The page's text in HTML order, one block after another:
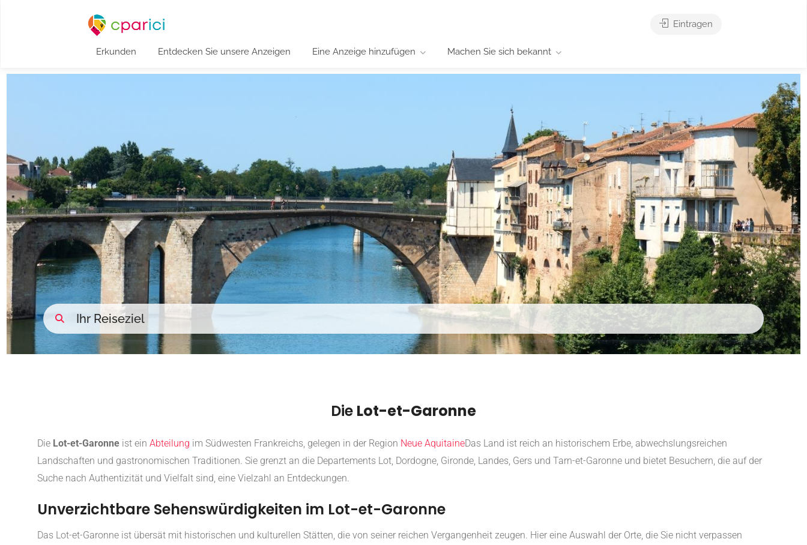
Erkunden Entdecken Sie unsere Anzeigen Eine Anzeige hinzufügen Machen Sie sich bekannt
Eintragen
Die Lot-et-Garonne
Die Lot-et-Garonne ist ein Abteilung im Südwesten Frankreichs, gelegen in der Region Neue AquitaineDas Land ist reich an historischem Erbe, abwechslungsreichen
Landschaften und gastronomischen Traditionen. Sie grenzt an die Departements Lot, Dordogne, Gironde, Landes, Gers und Tarn-et-Garonne und bietet Besuchern, die auf der
Suche nach Authentizität und Vielfalt sind, eine Vielzahl an Entdeckungen.
Unverzichtbare Sehenswürdigkeiten im Lot-et-Garonne
Das Lot-et-Garonne ist übersät mit historischen und kulturellen Stätten, die von seiner reichen Vergangenheit zeugen. Hier eine Auswahl der Orte, die Sie nicht verpassen